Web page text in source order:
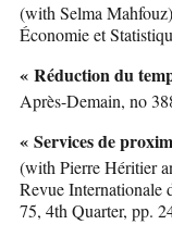
(with Selma Mahfouz)
Économie et
« Réduction du
Après-Demain, no
« Services de
(with Pierre Héritier
Revue Internationale
75, 4th Quarter, pp.